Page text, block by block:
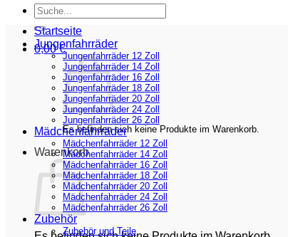
Suchen
nach:
0,00€
Es befinden sich keine Produkte im Warenkorb.
Warenkorb
Startseite
Jungenfahrräder
Jungenfahrräder 12 Zoll
Jungenfahrräder 14 Zoll
Jungenfahrräder 16 Zoll
Jungenfahrräder 18 Zoll
Jungenfahrräder 20 Zoll
Jungenfahrräder 24 Zoll
Jungenfahrräder 26 Zoll
Mädchenfahrräder
Mädchenfahrräder 12 Zoll
Mädchenfahrräder 14 Zoll
Mädchenfahrräder 16 Zoll
Mädchenfahrräder 18 Zoll
Mädchenfahrräder 20 Zoll
Mädchenfahrräder 24 Zoll
Mädchenfahrräder 26 Zoll
Zubehör
Zubehör und Teile